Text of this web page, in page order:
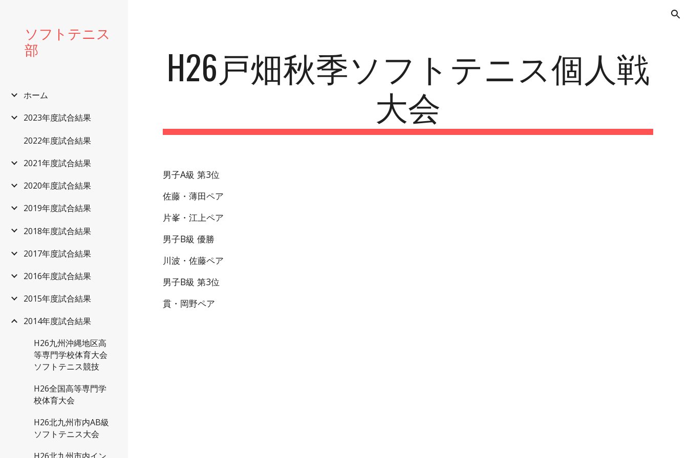
ソフトテニス
部
ホーム
2023年度試合結果
2022年度試合結果
2021年度試合結果
2020年度試合結果
2019年度試合結果
2018年度試合結果
2017年度試合結果
2016年度試合結果
2015年度試合結果
2014年度試合結果
H26九州沖縄地区高
等専門学校体育大会
ソフトテニス競技
H26全国高等専門学
校体育大会
H26北九州市内AB級
ソフトテニス大会
H26戸畑秋季ソフトテニス個人戦
大会
男子A級 第3位
佐藤・薄田ペア
片峯・江上ペア
男子B級 優勝
川波・佐藤ペア
男子B級 第3位
貫・岡野ペア